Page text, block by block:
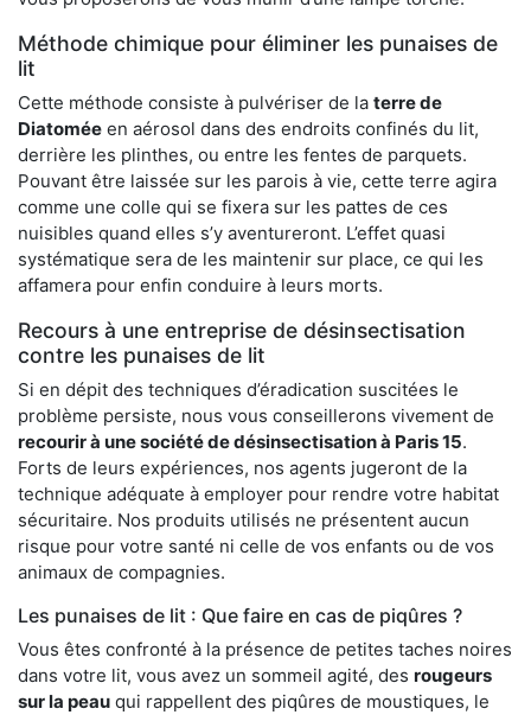
Méthode chimique pour éliminer les punaises de
lit
Cette méthode consiste à pulvériser de la terre de
Diatomée en aérosol dans des endroits confinés du lit,
derrière les plinthes, ou entre les fentes de parquets.
Pouvant être laissée sur les parois à vie, cette terre agira
comme une colle qui se fixera sur les pattes de ces
nuisibles quand elles s’y aventureront. L’effet quasi
systématique sera de les maintenir sur place, ce qui les
affamera pour enfin conduire à leurs morts.
Recours à une entreprise de désinsectisation
contre les punaises de lit
Si en dépit des techniques d’éradication suscitées le
problème persiste, nous vous conseillerons vivement de
recourir à une société de désinsectisation à Paris 15.
Forts de leurs expériences, nos agents jugeront de la
technique adéquate à employer pour rendre votre habitat
sécuritaire. Nos produits utilisés ne présentent aucun
risque pour votre santé ni celle de vos enfants ou de vos
animaux de compagnies.
Les punaises de lit : Que faire en cas de piqûres ?
Vous êtes confronté à la présence de petites taches noires
dans votre lit, vous avez un sommeil agité, des rougeurs
sur la peau qui rappellent des piqûres de moustiques, le